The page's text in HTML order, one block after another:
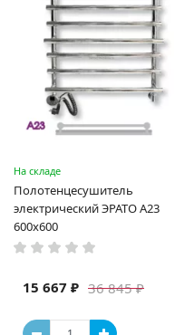
На складе
Полотенцесушитель
электрический ЭРАТО А23
600x600
36 845 ₽
15 667 ₽